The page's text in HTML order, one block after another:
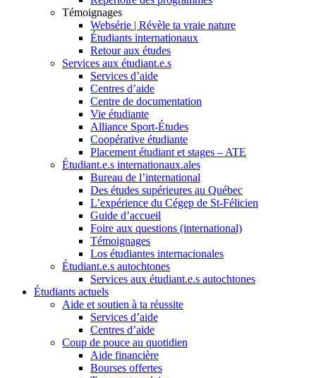
Témoignages
Websérie | Révèle ta vraie nature
Étudiants internationaux
Retour aux études
Services aux étudiant.e.s
Services d’aide
Centres d’aide
Centre de documentation
Vie étudiante
Alliance Sport-Études
Coopérative étudiante
Placement étudiant et stages – ATE
Étudiant.e.s internationaux.ales
Bureau de l’international
Des études supérieures au Québec
L’expérience du Cégep de St-Félicien
Guide d’accueil
Foire aux questions (international)
Témoignages
Los étudiantes internacionales
Étudiant.e.s autochtones
Services aux étudiant.e.s autochtones
Étudiants actuels
Aide et soutien à ta réussite
Services d’aide
Centres d’aide
Coup de pouce au quotidien
Aide financière
Bourses offertes